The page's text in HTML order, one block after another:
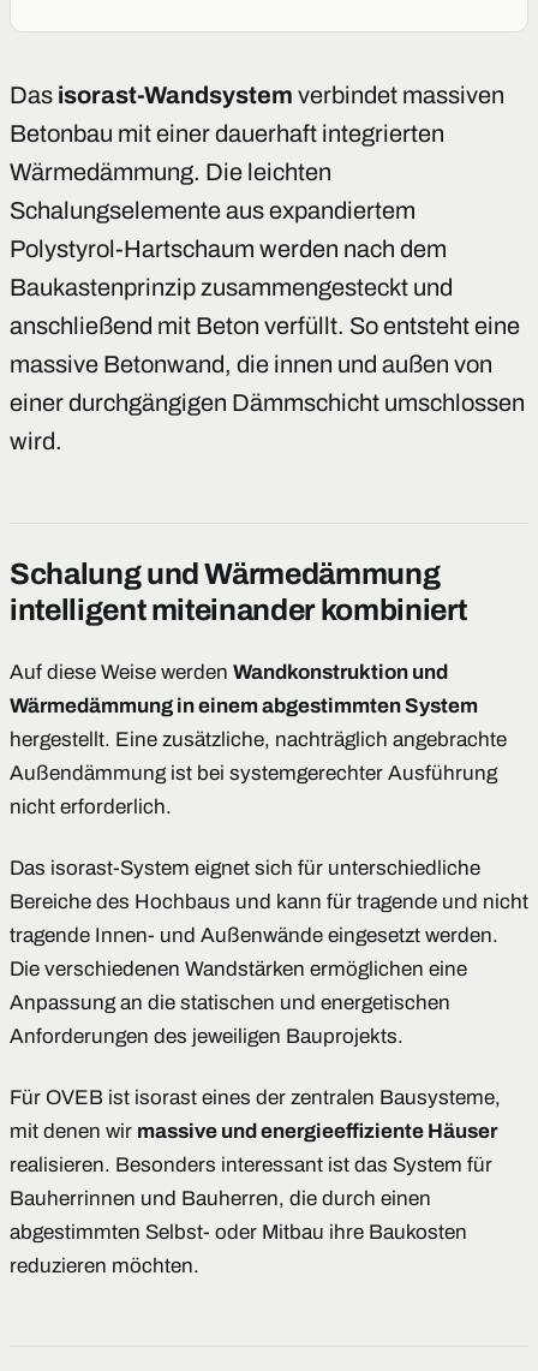
Das isorast-Wandsystem verbindet massiven
Betonbau mit einer dauerhaft integrierten
Wärmedämmung. Die leichten
Schalungselemente aus expandiertem
Polystyrol-Hartschaum werden nach dem
Baukastenprinzip zusammengesteckt und
anschließend mit Beton verfüllt. So entsteht eine
massive Betonwand, die innen und außen von
einer durchgängigen Dämmschicht umschlossen
wird.
Schalung und Wärmedämmung
intelligent miteinander kombiniert
Auf diese Weise werden Wandkonstruktion und
Wärmedämmung in einem abgestimmten System
hergestellt. Eine zusätzliche, nachträglich angebrachte
Außendämmung ist bei systemgerechter Ausführung
nicht erforderlich.
Das isorast-System eignet sich für unterschiedliche
Bereiche des Hochbaus und kann für tragende und nicht
tragende Innen- und Außenwände eingesetzt werden.
Die verschiedenen Wandstärken ermöglichen eine
Anpassung an die statischen und energetischen
Anforderungen des jeweiligen Bauprojekts.
Für OVEB ist isorast eines der zentralen Bausysteme,
mit denen wir massive und energieeffiziente Häuser
realisieren. Besonders interessant ist das System für
Bauherrinnen und Bauherren, die durch einen
abgestimmten Selbst- oder Mitbau ihre Baukosten
reduzieren möchten.